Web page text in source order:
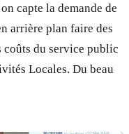
capte la demande de
arrière plan faire des
coûts du service public
Locales. Du beau